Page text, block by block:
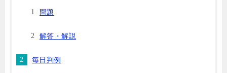
問題
解答・解説
毎日判例